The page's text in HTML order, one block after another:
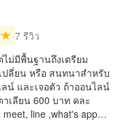
7 รีวิว
ม่มีพื้นฐานถึงเตรียม
ปลี่ยน หรือ สนทนาสำหรับ
น์ และเจอตัว ถ้าออนไลน์
เลียน 600 บาท คละ
line ,what's app…